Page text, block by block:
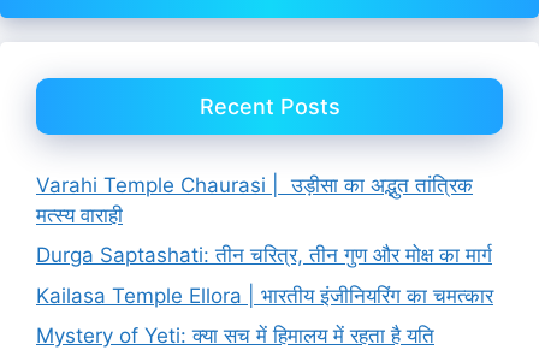
Recent Posts
Varahi Temple Chaurasi | उड़ीसा का अद्भुत तांत्रिक
मत्स्य वाराही
Durga Saptashati: तीन चरित्र, तीन गुण और मोक्ष का मार्ग
Kailasa Temple Ellora | भारतीय इंजीनियरिंग का चमत्कार
Mystery of Yeti: क्या सच में हिमालय में रहता है यति